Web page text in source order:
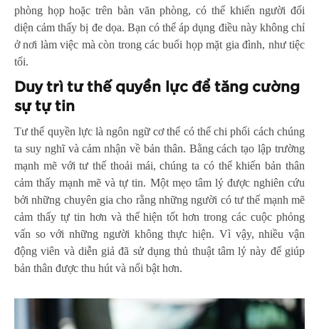
phòng họp hoặc trên bàn văn phòng, có thể khiến người đối
diện cảm thấy bị đe dọa. Bạn có thể áp dụng điều này không chỉ
ở nơi làm việc mà còn trong các buổi họp mặt gia đình, như tiệc
tối.
Duy trì tư thế quyền lực để tăng cường
sự tự tin
Tư thế quyền lực là ngôn ngữ cơ thể có thể chi phối cách chúng
ta suy nghĩ và cảm nhận về bản thân. Bằng cách tạo lập trường
mạnh mẽ với tư thế thoải mái, chúng ta có thể khiến bản thân
cảm thấy mạnh mẽ và tự tin. Một mẹo tâm lý được nghiên cứu
bởi những chuyên gia cho rằng những người có tư thế mạnh mẽ
cảm thấy tự tin hơn và thể hiện tốt hơn trong các cuộc phỏng
vấn so với những người không thực hiện. Vì vậy, nhiều vận
động viên và diễn giả đã sử dụng thủ thuật tâm lý này để giúp
bản thân được thu hút và nổi bật hơn.